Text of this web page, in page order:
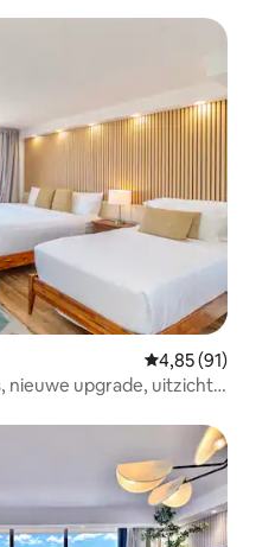
Gemiddelde
4,85 (91)
nieuwe upgrade, uitzicht